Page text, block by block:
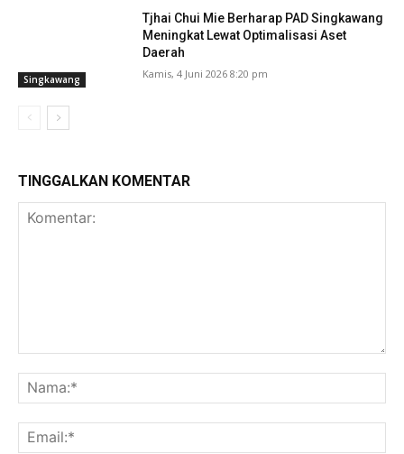
Singkawang
Tjhai Chui Mie Berharap PAD Singkawang
Meningkat Lewat Optimalisasi Aset
Daerah
Kamis, 4 Juni 2026 8:20 pm
TINGGALKAN KOMENTAR